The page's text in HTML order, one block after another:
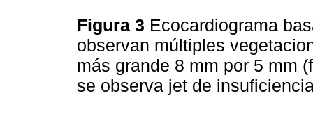
Figura 3 Ecocardiograma
observan múltiples
más grande 8 mm por 5 mm
se observa jet de